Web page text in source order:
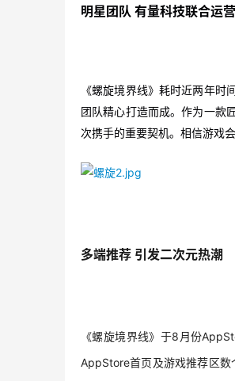
明星团队 有量科技联合运营
《螺旋境界线》耗时近两年
团队精心打造而成。作为一款
次携手的重要契机。相信游戏
多端推荐 引发二次元热潮
《螺旋境界线》于8月份
AppStore首页及游戏推荐区数